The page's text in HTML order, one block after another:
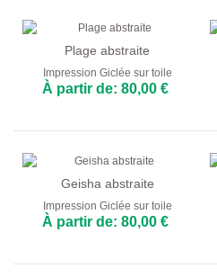
Plage abstraite
Impression Giclée sur toile
À partir de: 80,00 €
Geisha abstraite
Impression Giclée sur toile
À partir de: 80,00 €